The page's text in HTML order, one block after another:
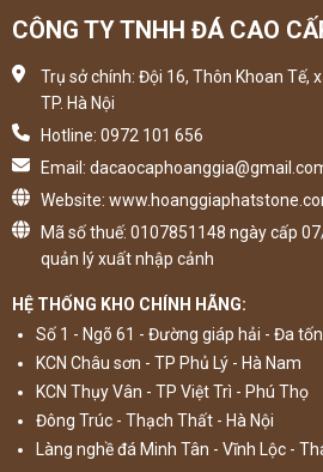
CÔNG TY TNHH ĐÁ CAO
Trụ sở chính: Đội 16, Thôn Khoan Tế,
TP. Hà Nội
Hotline: 0972 101 656
Email:
Website:
Mã số thuế: 0107851148 ngày cấp
quản lý xuất nhập cảnh
HỆ THỐNG KHO CHÍNH HÃNG:
Số 1 - Ngõ 61 - Đường giáp hải - Đa
KCN Châu sơn - TP Phủ Lý - Hà Nam
KCN Thụy Vân - TP Việt Trì - Phú Thọ
Đông Trúc - Thạch Thất - Hà Nội
Làng nghề đá Minh Tân - Vĩnh Lộc -